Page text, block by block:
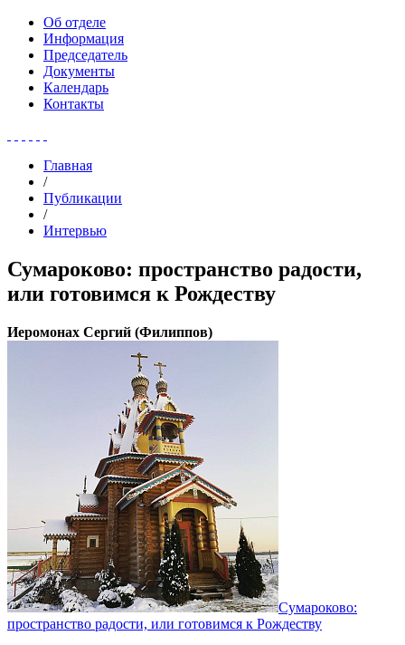
Об отделе
Информация
Председатель
Документы
Календарь
Контакты
Главная
/
Публикации
/
Интервью
Сумароково: пространство радости,
или готовимся к Рождеству
Иеромонах Сергий (Филиппов)
Сумароково:
пространство радости, или готовимся к Рождеству